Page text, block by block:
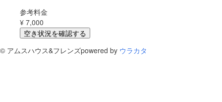
参考料金
¥ 7,000
空き状況を確認する
© アムスハウス&フレンズpowered by ウラカタ